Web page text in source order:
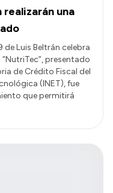
una
Luis Beltrán celebra
presentado
de Crédito Fiscal del
(INET), fue
que permitirá